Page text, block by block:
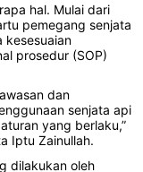
hal. Mulai dari
pemegang senjata
kesesuaian
prosedur (SOP)
dan
senjata api
yang berlaku,”
Iptu Zainullah.
dilakukan oleh